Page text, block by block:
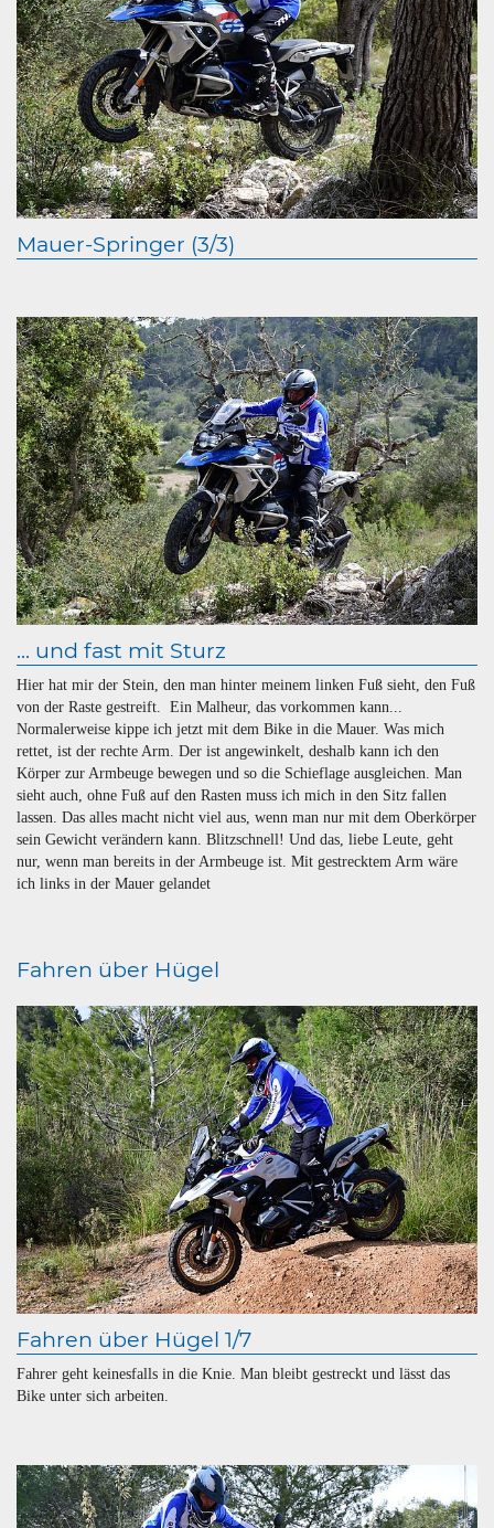
Mauer-Springer (3/3)
... und fast mit Sturz
Hier hat mir der Stein, den man hinter meinem linken Fuß sieht, den Fuß
von der Raste gestreift. Ein Malheur, das vorkommen kann...
Normalerweise kippe ich jetzt mit dem Bike in die Mauer. Was mich
rettet, ist der rechte Arm. Der ist angewinkelt, deshalb kann ich den
Körper zur Armbeuge bewegen und so die Schieflage ausgleichen. Man
sieht auch, ohne Fuß auf den Rasten muss ich mich in den Sitz fallen
lassen. Das alles macht nicht viel aus, wenn man nur mit dem Oberkörper
sein Gewicht verändern kann. Blitzschnell! Und das, liebe Leute, geht
nur, wenn man bereits in der Armbeuge ist. Mit gestrecktem Arm wäre
ich links in der Mauer gelandet
Fahren über Hügel
Fahren über Hügel 1/7
Fahrer geht keinesfalls in die Knie. Man bleibt gestreckt und lässt das
Bike unter sich arbeiten.